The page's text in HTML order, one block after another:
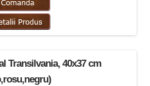
Transilvania, 40x37 cm